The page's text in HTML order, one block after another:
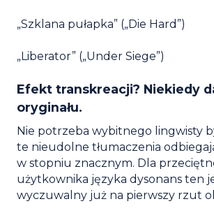
„Szklana pułapka” („Die Hard”)
„Liberator” („Under Siege”)
Efekt transkreacji? Niekiedy
oryginału.
Nie potrzeba wybitnego lingwisty
te nieudolne tłumaczenia
w stopniu znacznym. Dla
użytkownika języka dysonans ten
wyczuwalny już na pierwszy rzut